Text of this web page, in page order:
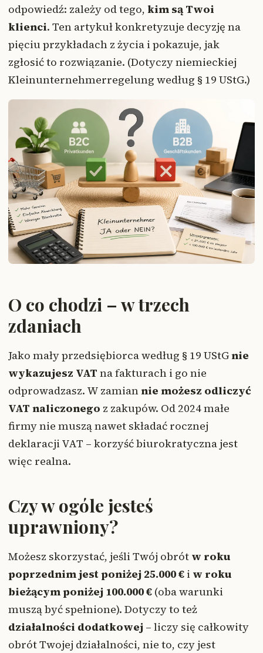
odpowiedź: zależy od tego, kim są Twoi
klienci. Ten artykuł konkretyzuje decyzję na
pięciu przykładach z życia i pokazuje, jak
zgłosić to rozwiązanie. (Dotyczy niemieckiej
Kleinunternehmerregelung według § 19 UStG.)
O co chodzi – w trzech
zdaniach
Jako mały przedsiębiorca według § 19 UStGnie
wykazujesz VAT na fakturach i go nie
odprowadzasz. W zamiannie możesz odliczyć
VAT naliczonego z zakupów. Od 2024 małe
firmy nie muszą nawet składać rocznej
deklaracji VAT – korzyść biurokratyczna jest
więc realna.
Czy w ogóle jesteś
uprawniony?
Możesz skorzystać, jeśli Twój obrót w roku
poprzednim jest poniżej 25.000 € i w roku
bieżącym poniżej 100.000 € (oba warunki
muszą być spełnione). Dotyczy to też
działalności dodatkowej – liczy się całkowity
obrót Twojej działalności, nie to, czy jest